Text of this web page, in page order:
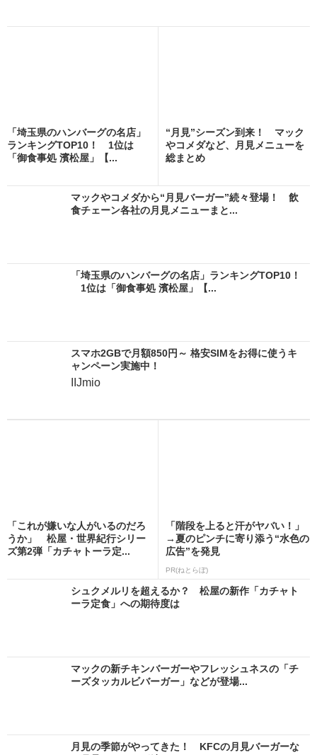
「埼玉県のハンバーグの名店」
ランキングTOP10！ 1位は
「御食事処 濱松屋」【...
“月見”シーズン到来！ マック
やコメダなど、月見メニューを
総まとめ
マックやコメダから“月見バーガー”続々登場！ 飲
食チェーン各社の月見メニューまと...
「埼玉県のハンバーグの名店」ランキングTOP10！
1位は「御食事処 濱松屋」【...
スマホ2GBで月額850円～ 格安SIMをお得に使うキ
ャンペーン実施中！
IIJmio
「これが嫌いな人がいるのだろ
うか」 松屋・世界紀行シリー
ズ第2弾「カチャトーラ定...
「階段を上ると汗がヤバい！」
→夏のピンチに寄り添う“水色の
広告”を発見
PR(ねとらぼ)
シュクメルリを超えるか？ 松屋の新作「カチャト
ーラ定食」への期待度は
マックの新チキンバーガーやフレッシュネスの「チ
ーズタッカルビバーガー」などが登場...
月見の季節がやってきた！ KFCの月見バーガーな